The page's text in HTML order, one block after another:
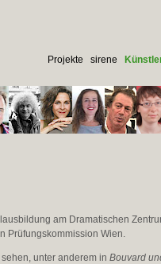
Projekte sirene
am Dramatischen
Prüfungskommission Wien.
unter anderem in Bouvard